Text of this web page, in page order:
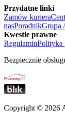
Przydatne linki
Zamów kuriera
nasPoradnikGrupa
Kwestie prawne
RegulaminPolityka
Bezpiecznie
Copyright © 2026